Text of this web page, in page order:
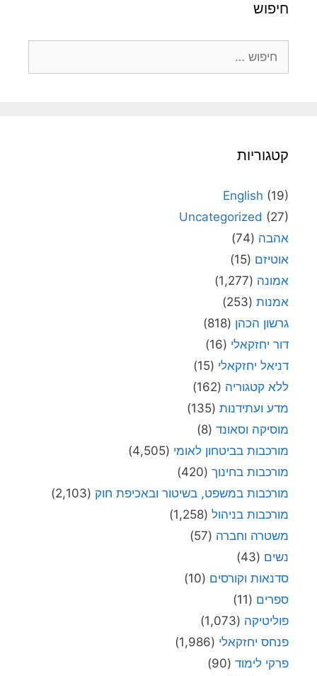
חיפוש
קטגוריות
English (19)
Uncategorized (27)
אהבה (74)
אוטיזם (15)
אמונה (1,277)
אמנות (253)
גרשון הכהן (818)
דור יחזקאלי (16)
דניאל יחזקאלי (15)
ללא קטגוריה (162)
מדע ועתידנות (135)
מוסיקה וסאונד (8)
מורכבות בביטחון לאומי (4,505)
מורכבות בחינוך (420)
מורכבות במשפט, בשיטור ובאכיפת חוק (2,103)
מורכבות בניהול (1,258)
משטרה וחברה (57)
נשים (43)
סדנאות וקורסים (10)
ספרים (11)
פוליטיקה (1,073)
פנחס יחזקאלי (1,986)
פרקי לימוד (90)